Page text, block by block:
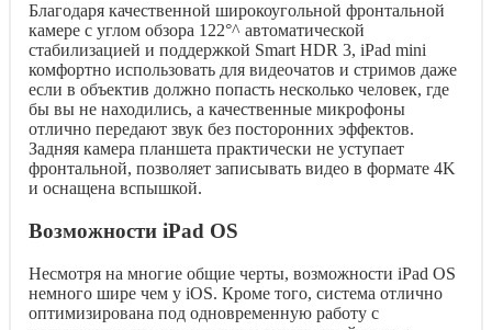
Благодаря качественной широкоугольной фронтальной
камере с углом обзора 122°^ автоматической
стабилизацией и поддержкой Smart HDR 3, iPad mini
комфортно использовать для видеочатов и стримов даже
если в объектив должно попасть несколько человек, где
бы вы не находились, а качественные микрофоны
отлично передают звук без посторонних эффектов.
Задняя камера планшета практически не уступает
фронтальной, позволяет записывать видео в формате 4K
и оснащена вспышкой.
Возможности iPad OS
Несмотря на многие общие черты, возможности iPad OS
немного шире чем у iOS. Кроме того, система отлично
оптимизирована под одновременную работу с